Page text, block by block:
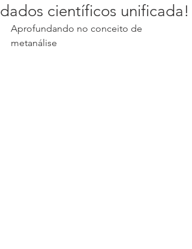
dados científicos unificada!
Aprofundando no conceito de
metanálise